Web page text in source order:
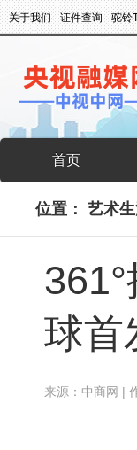
关于我们 证件查询 驼铃
首页
位置： 艺术
球首
来源：中商网 |